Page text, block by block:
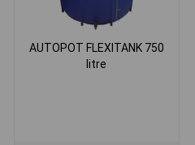
AUTOPOT FLEXITANK 750
litre